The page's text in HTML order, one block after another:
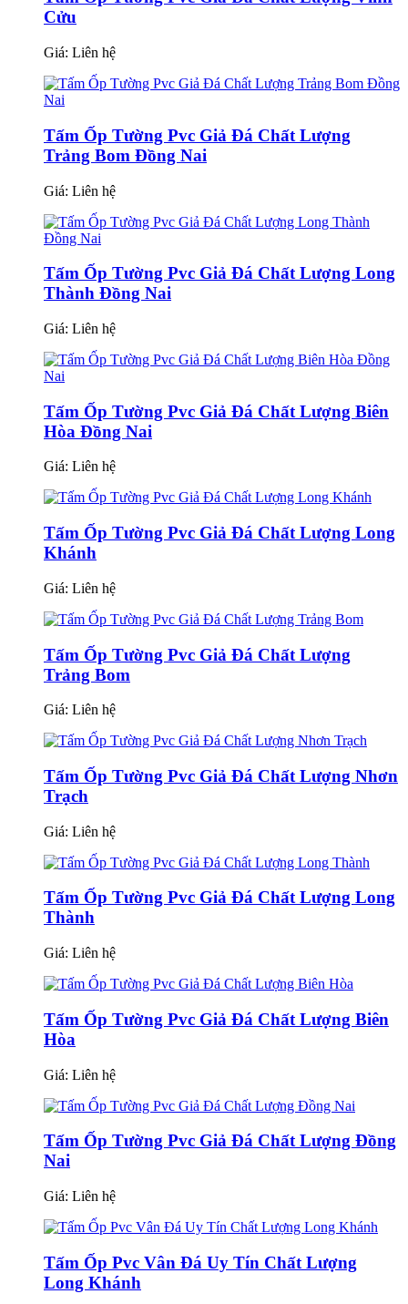
Cửu
Giá: Liên hệ
Tấm Ốp Tường Pvc Giả Đá Chất Lượng
Trảng Bom Đồng Nai
Giá: Liên hệ
Tấm Ốp Tường Pvc Giả Đá Chất Lượng Long
Thành Đồng Nai
Giá: Liên hệ
Tấm Ốp Tường Pvc Giả Đá Chất Lượng Biên
Hòa Đồng Nai
Giá: Liên hệ
Tấm Ốp Tường Pvc Giả Đá Chất Lượng Long
Khánh
Giá: Liên hệ
Tấm Ốp Tường Pvc Giả Đá Chất Lượng
Trảng Bom
Giá: Liên hệ
Tấm Ốp Tường Pvc Giả Đá Chất Lượng Nhơn
Trạch
Giá: Liên hệ
Tấm Ốp Tường Pvc Giả Đá Chất Lượng Long
Thành
Giá: Liên hệ
Tấm Ốp Tường Pvc Giả Đá Chất Lượng Biên
Hòa
Giá: Liên hệ
Tấm Ốp Tường Pvc Giả Đá Chất Lượng Đồng
Nai
Giá: Liên hệ
Tấm Ốp Pvc Vân Đá Uy Tín Chất Lượng
Long Khánh